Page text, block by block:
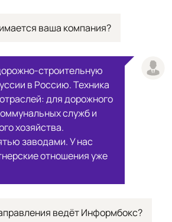
ваша компания?
строительную
в Россию. Техника
для дорожного
служб и
хозяйства.
заводами. У нас
отношения уже
ведёт Информбокс?